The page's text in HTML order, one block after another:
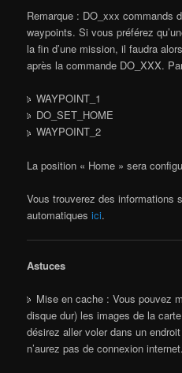
Remarque : DO_xxx commands
waypoints. Si vous préférez
la fin d’une mission, il faudra
après la commande DO_XXX.
WAYPOINT_1
DO_SET_HOME
WAYPOINT_2
La position « Home » sera
Vous trouverez des informations
automatiquesici.
Astuces
Mise en cache : Vous pouvez
disque dur) les images de la
désirez aller voler dans un
n’aurez pas de connexion internet.